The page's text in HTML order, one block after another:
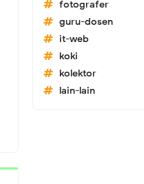
fotografer
guru-dosen
it-web
koki
kolektor
lain-lain